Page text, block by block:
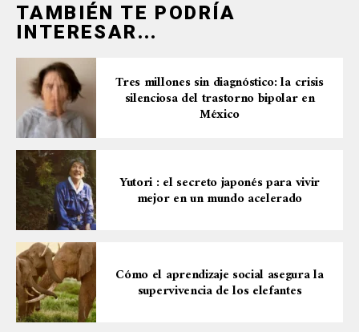
TAMBIÉN TE PODRÍA
INTERESAR...
Tres millones sin diagnóstico: la crisis
silenciosa del trastorno bipolar en
México
Yutori : el secreto japonés para vivir
mejor en un mundo acelerado
Cómo el aprendizaje social asegura la
supervivencia de los elefantes